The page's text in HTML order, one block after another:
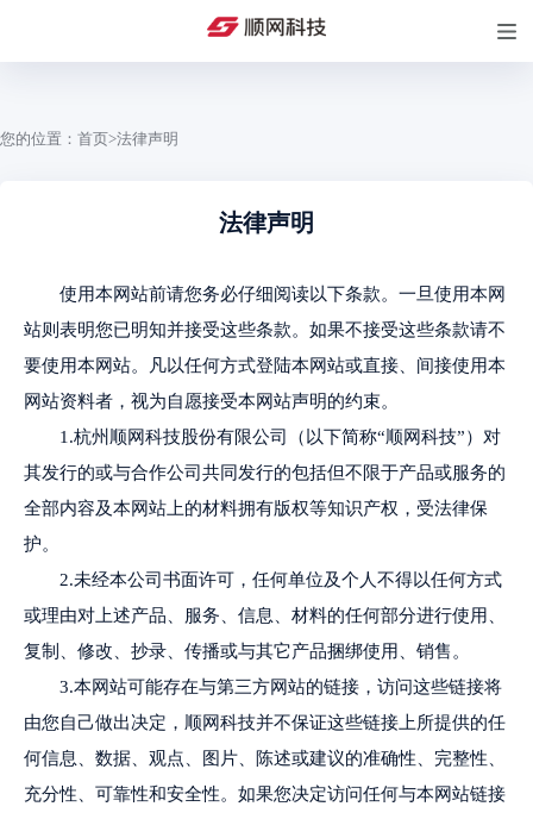
您的位置： 首页>法律声明
法律声明
使用本网站前请您务必仔细阅读以下条款。一旦使用本网
站则表明您已明知并接受这些条款。如果不接受这些条款请不
要使用本网站。凡以任何方式登陆本网站或直接、间接使用本
网站资料者，视为自愿接受本网站声明的约束。
1.杭州顺网科技股份有限公司（以下简称“顺网科技”）对
其发行的或与合作公司共同发行的包括但不限于产品或服务的
全部内容及本网站上的材料拥有版权等知识产权，受法律保
护。
2.未经本公司书面许可，任何单位及个人不得以任何方式
或理由对上述产品、服务、信息、材料的任何部分进行使用、
复制、修改、抄录、传播或与其它产品捆绑使用、销售。
3.本网站可能存在与第三方网站的链接，访问这些链接将
由您自己做出决定，顺网科技并不保证这些链接上所提供的任
何信息、数据、观点、图片、陈述或建议的准确性、完整性、
充分性、可靠性和安全性。如果您决定访问任何与本网站链接